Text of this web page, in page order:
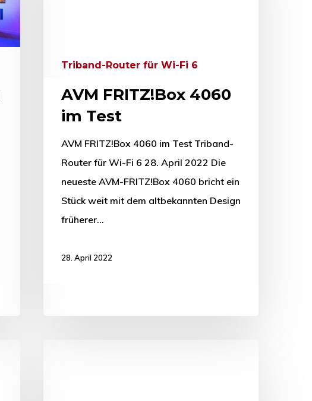
Triband-Router für Wi-Fi 6
AVM FRITZ!Box 4060
im Test
AVM FRITZ!Box 4060 im Test Triband-
Router für Wi-Fi 6 28. April 2022 Die
neueste AVM-FRITZ!Box 4060 bricht ein
Stück weit mit dem altbekannten Design
früherer…
28. April 2022